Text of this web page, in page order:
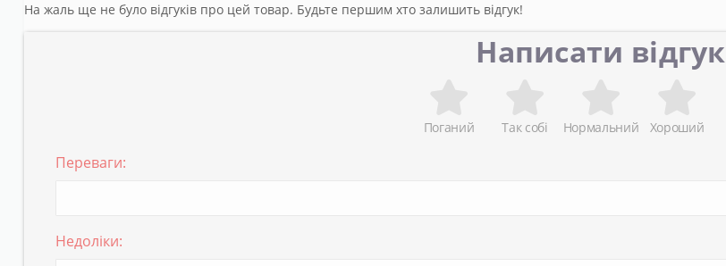
На жаль ще не було відгуків про цей товар. Будьте першим хто залишить відгук!
Написати відгук
Поганий Так собі Нормальний Хороший
Переваги:
Недоліки: